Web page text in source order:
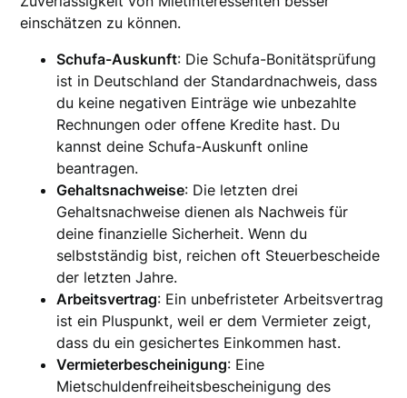
einschätzen zu können.
Schufa-Auskunft: Die Schufa-Bonitätsprüfung
ist in Deutschland der Standardnachweis, dass
du keine negativen Einträge wie unbezahlte
Rechnungen oder offene Kredite hast. Du
kannst deine Schufa-Auskunft online
beantragen.
Gehaltsnachweise: Die letzten drei
Gehaltsnachweise dienen als Nachweis für
deine finanzielle Sicherheit. Wenn du
selbstständig bist, reichen oft Steuerbescheide
der letzten Jahre.
Arbeitsvertrag: Ein unbefristeter Arbeitsvertrag
ist ein Pluspunkt, weil er dem Vermieter zeigt,
dass du ein gesichertes Einkommen hast.
Vermieterbescheinigung: Eine
Mietschuldenfreiheitsbescheinigung des